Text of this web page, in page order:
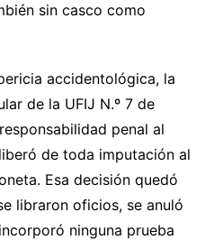
sin casco como
accidentológica, la
de la UFIJ N.º 7 de
penal al
de toda imputación al
Esa decisión quedó
libraron oficios, se anuló
ninguna prueba